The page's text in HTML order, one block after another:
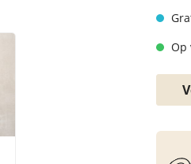
Op